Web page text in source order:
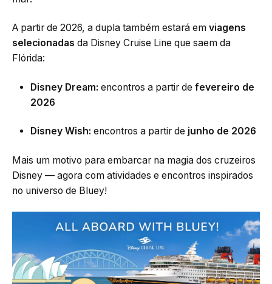
A partir de 2026, a dupla também estará em viagens
selecionadas da Disney Cruise Line que saem da
Flórida:
Disney Dream: encontros a partir de fevereiro de
2026
Disney Wish: encontros a partir de junho de 2026
Mais um motivo para embarcar na magia dos cruzeiros
Disney — agora com atividades e encontros inspirados
no universo de Bluey!